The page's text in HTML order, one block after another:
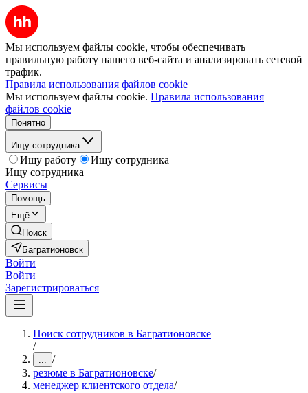
Мы используем файлы cookie, чтобы обеспечивать
правильную работу нашего веб-сайта и анализировать сетевой
трафик.
Правила использования файлов cookie
Мы используем файлы cookie. Правила использования
файлов cookie
Понятно
Ищу сотрудника
Ищу работу
Ищу сотрудника
Ищу сотрудника
Сервисы
Помощь
Ещё
Поиск
Багратионовск
Войти
Войти
Зарегистрироваться
Поиск сотрудников в Багратионовске
/
... /
резюме в Багратионовске/
менеджер клиентского отдела/